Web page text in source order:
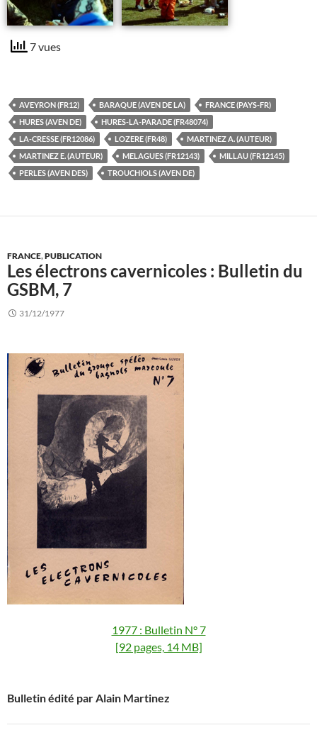
7 vues
AVEYRON (FR12) BARAQUE (AVEN DE LA)
FRANCE (PAYS-FR)
HURES (AVEN DE)
HURES-LA-PARADE (FR48074)
LA-CRESSE (FR12086)
LOZERE (FR48)
MARTINEZ A. (AUTEUR)
MARTINEZ E. (AUTEUR)
MELAGUES (FR12143)
MILLAU (FR12145)
PERLES (AVEN DES)
TROUCHIOLS (AVEN DE)
FRANCE,PUBLICATION
Les électrons cavernicoles : Bulletin du
GSBM, 7
31/12/1977
1977 : Bulletin N° 7
[92 pages, 14 MB]
Bulletin édité par Alain Martinez